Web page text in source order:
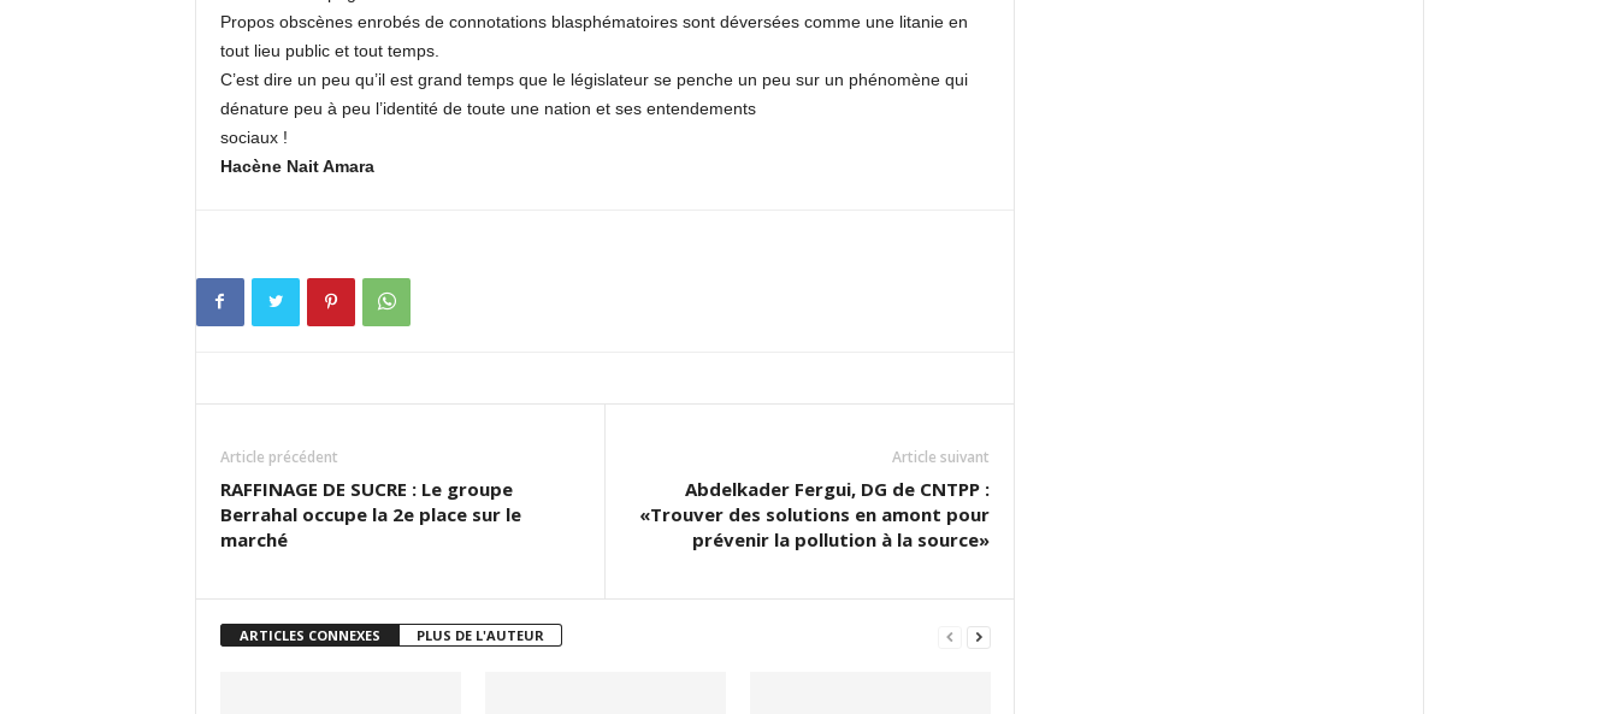
Propos obscènes enrobés de connotations blasphématoires sont déversées comme une litanie en
tout lieu public et tout temps.
C’est dire un peu qu’il est grand temps que le législateur se penche un peu sur un phénomène qui
dénature peu à peu l’identité de toute une nation et ses entendements
sociaux !
Hacène Nait Amara
Article précédent
RAFFINAGE DE SUCRE : Le groupe
Berrahal occupe la 2e place sur le
marché
Article suivant
Abdelkader Fergui, DG de CNTPP :
«Trouver des solutions en amont pour
prévenir la pollution à la source»
ARTICLES CONNEXES PLUS DE L'AUTEUR